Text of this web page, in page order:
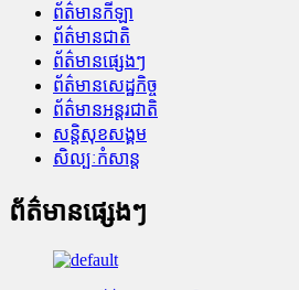
ព័ត៌មានកីឡា
ព័ត៌មានជាតិ
ព័ត៌មានផ្សេងៗ
ព័ត៌មានសេដ្ឋកិច្ច
ព័ត៌មានអន្តរជាតិ
សន្តិសុខសង្គម
សិល្បៈកំសាន្ត
ព័ត៌មានផ្សេងៗ